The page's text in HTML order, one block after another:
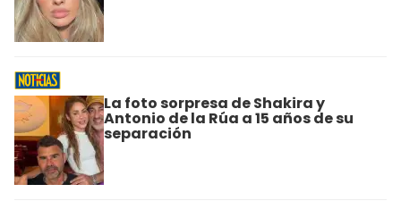
La foto sorpresa de Shakira y
Antonio de la Rúa a 15 años de su
separación